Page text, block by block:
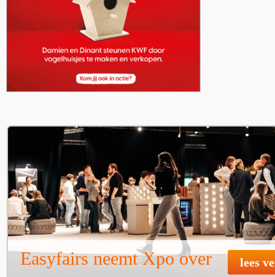
Easyfairs neemt Xpo over lees